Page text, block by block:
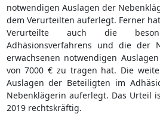
notwendigen Auslagen der
dem Verurteilten auferlegt. Ferner
Verurteilte auch die
Adhäsionsverfahrens und die der
erwachsenen notwendigen
von 7000 € zu tragen hat. Die
Auslagen der Beteiligten im
Nebenklägerin auferlegt. Das Urteil
2019 rechtskräftig.